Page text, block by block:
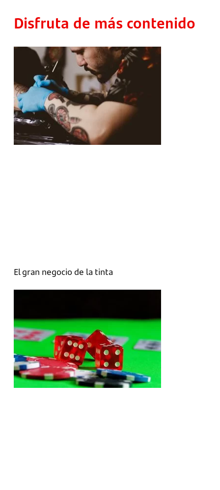
Disfruta de más contenido
El gran negocio de la tinta